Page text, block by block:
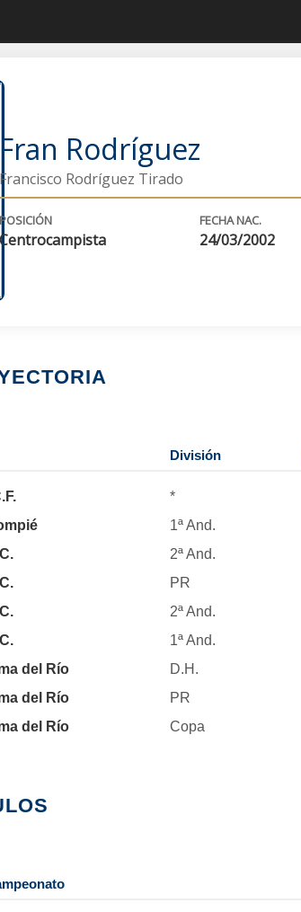
Fran Rodríguez
Francisco Rodríguez Tirado
POSICIÓN
Centrocampista
FECHA NAC.
24/03/2002
del Río
del Río
del Río
División
*
1ª And.
2ª And.
PR
2ª And.
1ª And.
D.H.
PR
Copa